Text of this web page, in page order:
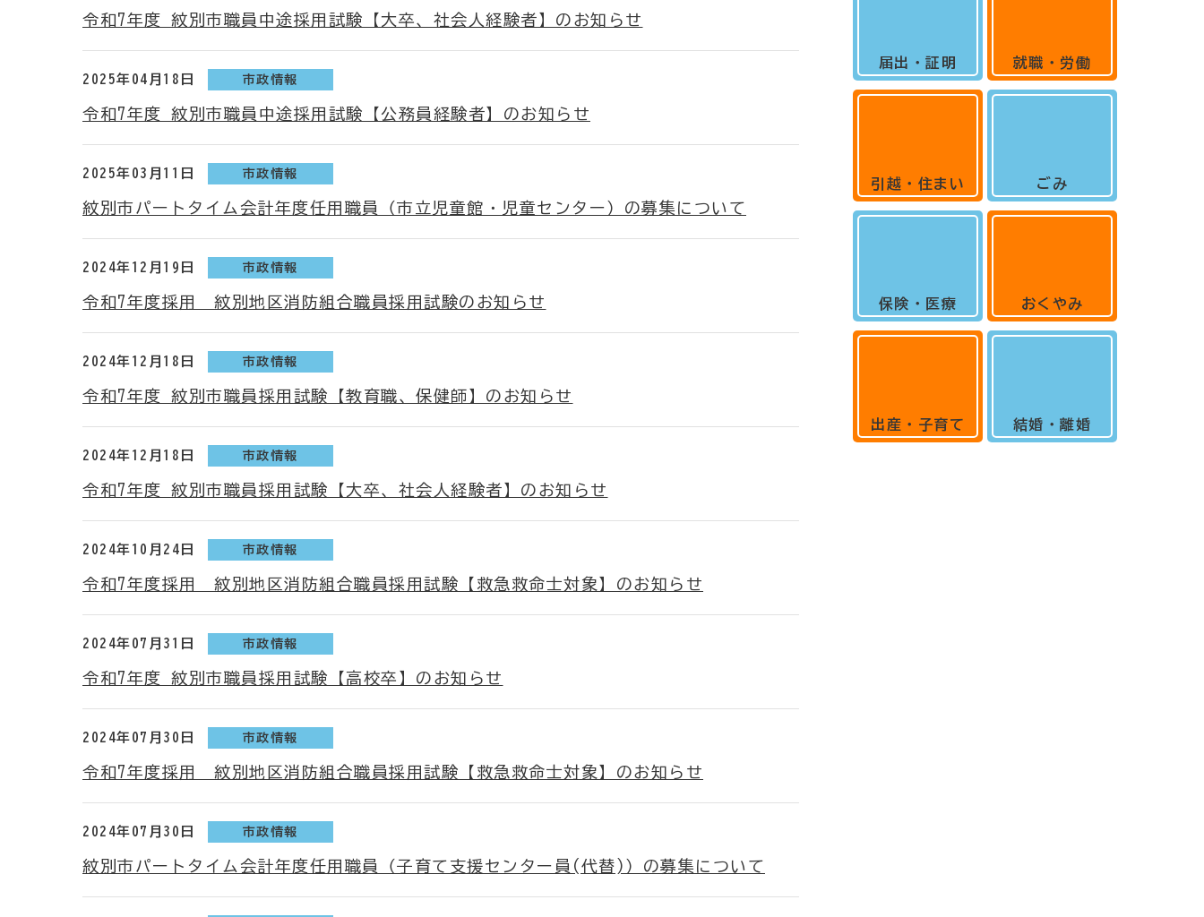
令和7年度 紋別市職員中途採用試験【大卒、社会人経験者】のお知らせ
2025年04月18日 市政情報
令和7年度 紋別市職員中途採用試験【公務員経験者】のお知らせ
2025年03月11日 市政情報
紋別市パートタイム会計年度任用職員（市立児童館・児童センター）の募集について
2024年12月19日 市政情報
令和7年度採用 紋別地区消防組合職員採用試験のお知らせ
2024年12月18日 市政情報
令和7年度 紋別市職員採用試験【教育職、保健師】のお知らせ
2024年12月18日 市政情報
令和7年度 紋別市職員採用試験【大卒、社会人経験者】のお知らせ
2024年10月24日 市政情報
令和7年度採用 紋別地区消防組合職員採用試験【救急救命士対象】のお知らせ
2024年07月31日 市政情報
令和7年度 紋別市職員採用試験【高校卒】のお知らせ
2024年07月30日 市政情報
令和7年度採用 紋別地区消防組合職員採用試験【救急救命士対象】のお知らせ
2024年07月30日 市政情報
紋別市パートタイム会計年度任用職員（子育て支援センター員(代替)）の募集について
届出・証明
引越・住まい
保険・医療
出産・子育て
就職・労働
ごみ
おくやみ
結婚・離婚